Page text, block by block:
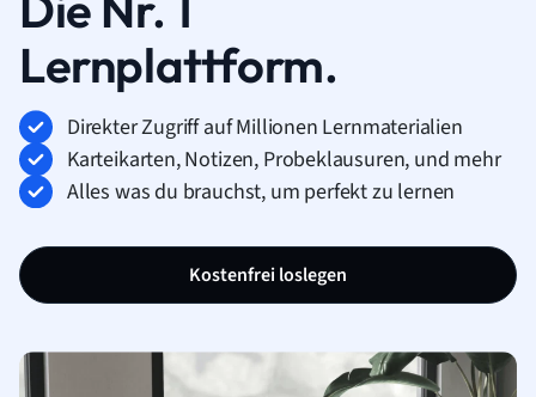
Lernplattform.
Direkter Zugriff auf Millionen Lernmaterialien
Karteikarten, Notizen, Probeklausuren, und mehr
Alles was du brauchst, um perfekt zu lernen
Kostenfrei loslegen